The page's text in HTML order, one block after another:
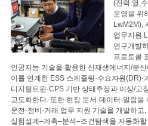
(전력,열,
운영을 위
LwM2M),
업무지원
연구개발
프로토콜
인공지능 기술을 활용한 신재생에너지/분
이를 연계한 ESS 스케줄링·수요자원
디지털트윈·CPS 기반 상태추정과 이상/고
고도화한다. 또한 현장 문서·데이터·알람
운전·정비·거래 업무 지원 기술을 개발하고
실험설계–계측–분석–조건탐색을 자동화